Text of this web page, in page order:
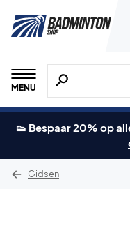
MENU
Zoeken naar
👟 Bespaar 20% op
Gidsen